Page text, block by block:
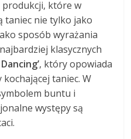
które w
taniec nie tylko jako
sposób wyrażania
klasycznych
, który opowiada
taniec. W
buntu i
występy są